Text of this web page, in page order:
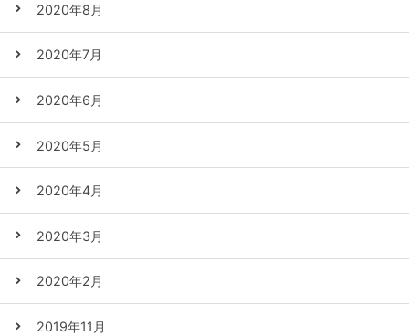
2020年8月
2020年7月
2020年6月
2020年5月
2020年4月
2020年3月
2020年2月
2019年11月